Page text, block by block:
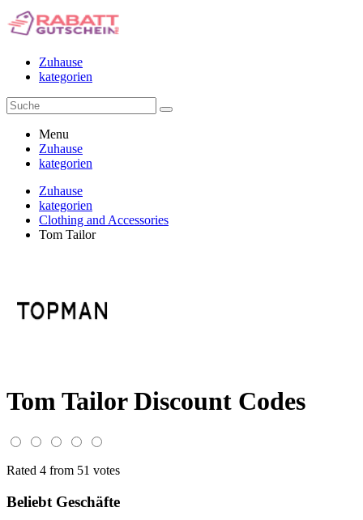
Zuhause
kategorien
Menu
Zuhause
kategorien
Zuhause
kategorien
Clothing and Accessories
Tom Tailor
Tom Tailor Discount Codes
Rated 4 from 51 votes
Beliebt Geschäfte